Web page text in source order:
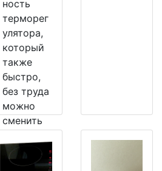
ность
терморег
улятора,
который
также
быстро,
без труда
можно
сменить
рабочий.